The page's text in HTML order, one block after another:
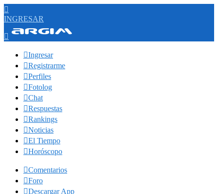

INGRESAR

Ingresar
Registrarme
Perfiles
Fotolog
Chat
Respuestas
Rankings
Noticias
El Tiempo
Horóscopo
Comentarios
Foro
Descargar App